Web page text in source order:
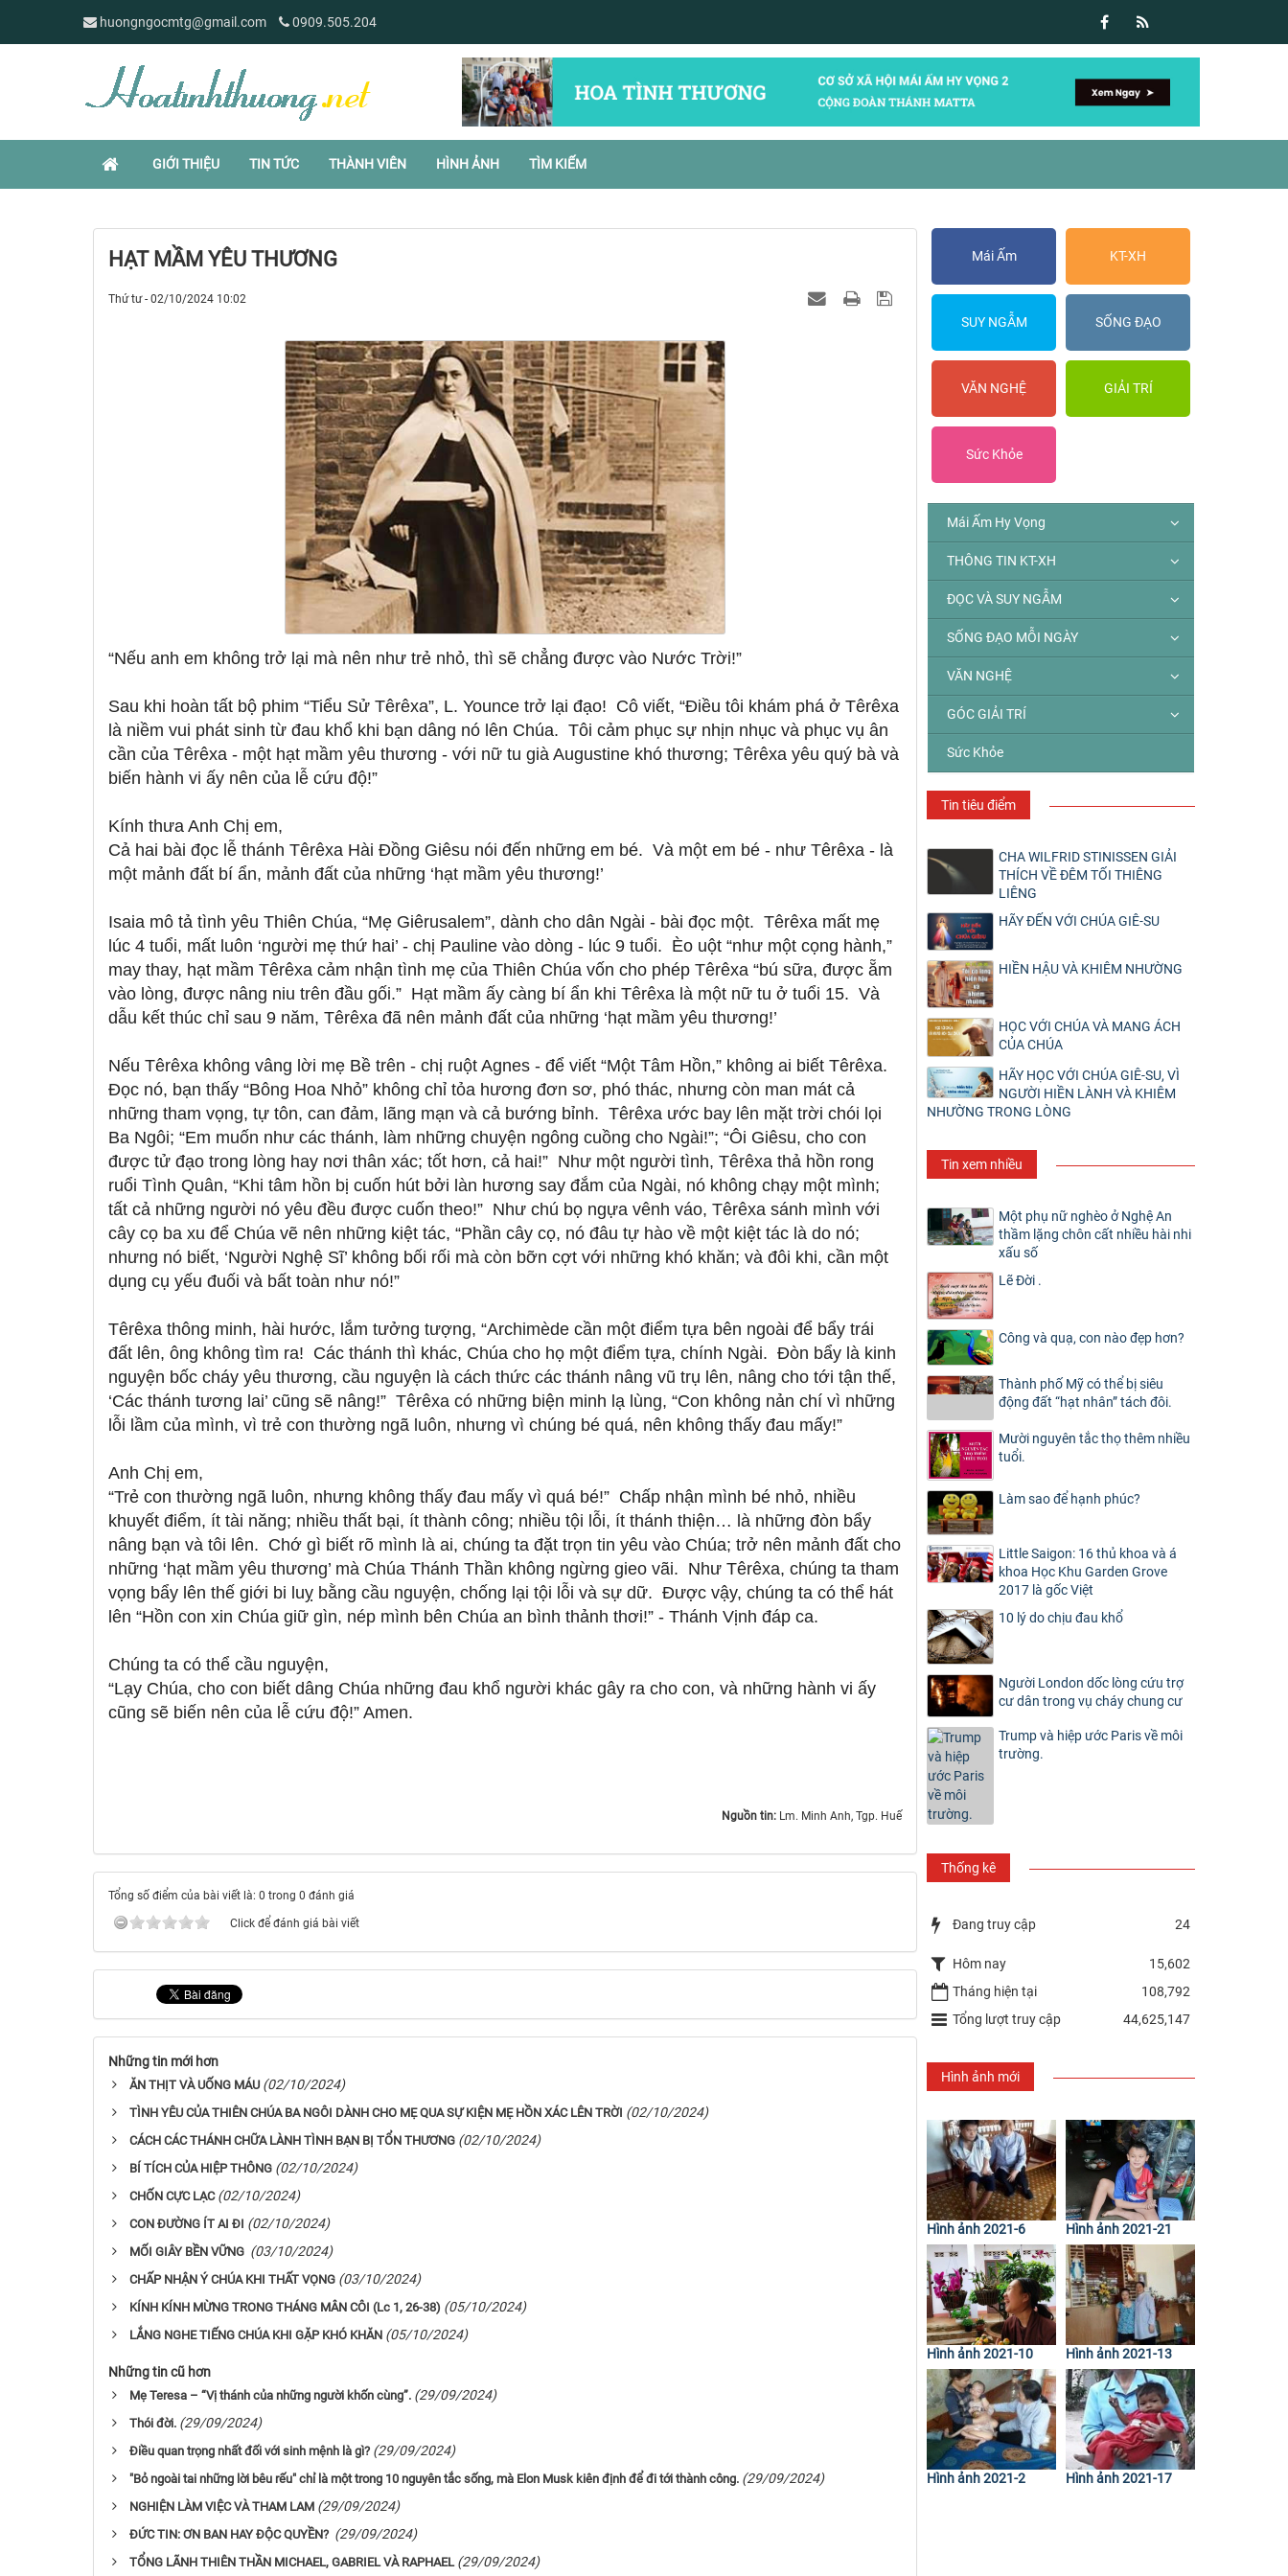
huongngocmtg@gmail.com 0909.505.204
GIỚI THIỆU TIN TỨC THÀNH VIÊN HÌNH ẢNH TÌM KIẾM
HẠT MẦM YÊU THƯƠNG
Thứ tư - 02/10/2024 10:02
“Nếu anh em không trở lại mà nên như trẻ nhỏ, thì sẽ chẳng được vào Nước Trời!”
Sau khi hoàn tất bộ phim “Tiểu Sử Têrêxa”, L. Younce trở lại đạo! Cô viết, “Điều tôi khám phá ở Têrêxa
là niềm vui phát sinh từ đau khổ khi bạn dâng nó lên Chúa. Tôi cảm phục sự nhịn nhục và phục vụ ân
cần của Têrêxa - một hạt mầm yêu thương - với nữ tu già Augustine khó thương; Têrêxa yêu quý bà và
biến hành vi ấy nên của lễ cứu độ!”
Kính thưa Anh Chị em,
Cả hai bài đọc lễ thánh Têrêxa Hài Đồng Giêsu nói đến những em bé. Và một em bé - như Têrêxa - là
một mảnh đất bí ẩn, mảnh đất của những ‘hạt mầm yêu thương!’
Isaia mô tả tình yêu Thiên Chúa, “Mẹ Giêrusalem”, dành cho dân Ngài - bài đọc một. Têrêxa mất mẹ
lúc 4 tuổi, mất luôn ‘người mẹ thứ hai’ - chị Pauline vào dòng - lúc 9 tuổi. Èo uột “như một cọng hành,”
may thay, hạt mầm Têrêxa cảm nhận tình mẹ của Thiên Chúa vốn cho phép Têrêxa “bú sữa, được ẵm
vào lòng, được nâng niu trên đầu gối.” Hạt mầm ấy càng bí ẩn khi Têrêxa là một nữ tu ở tuổi 15. Và
dẫu kết thúc chỉ sau 9 năm, Têrêxa đã nên mảnh đất của những ‘hạt mầm yêu thương!’
Nếu Têrêxa không vâng lời mẹ Bề trên - chị ruột Agnes - để viết “Một Tâm Hồn,” không ai biết Têrêxa.
Đọc nó, bạn thấy “Bông Hoa Nhỏ” không chỉ tỏa hương đơn sơ, phó thác, nhưng còn man mát cả
những tham vọng, tự tôn, can đảm, lãng mạn và cả bướng bỉnh. Têrêxa ước bay lên mặt trời chói lọi
Ba Ngôi; “Em muốn như các thánh, làm những chuyện ngông cuồng cho Ngài!”; “Ôi Giêsu, cho con
được tử đạo trong lòng hay nơi thân xác; tốt hơn, cả hai!” Như một người tình, Têrêxa thả hồn rong
ruổi Tình Quân, “Khi tâm hồn bị cuốn hút bởi làn hương say đắm của Ngài, nó không chạy một mình;
tất cả những người nó yêu đều được cuốn theo!” Như chú bọ ngựa vênh váo, Têrêxa sánh mình với
cây cọ ba xu để Chúa vẽ nên những kiệt tác, “Phần cây cọ, nó đâu tự hào về một kiệt tác là do nó;
nhưng nó biết, ‘Người Nghệ Sĩ’ không bối rối mà còn bỡn cợt với những khó khăn; và đôi khi, cần một
dụng cụ yếu đuối và bất toàn như nó!”
Têrêxa thông minh, hài hước, lắm tưởng tượng, “Archimède cần một điểm tựa bên ngoài để bẩy trái
đất lên, ông không tìm ra! Các thánh thì khác, Chúa cho họ một điểm tựa, chính Ngài. Đòn bẩy là kinh
nguyện bốc cháy yêu thương, cầu nguyện là cách thức các thánh nâng vũ trụ lên, nâng cho tới tận thế,
‘Các thánh tương lai’ cũng sẽ nâng!” Têrêxa có những biện minh lạ lùng, “Con không nản chí vì những
lỗi lầm của mình, vì trẻ con thường ngã luôn, nhưng vì chúng bé quá, nên không thấy đau mấy!”
Anh Chị em,
“Trẻ con thường ngã luôn, nhưng không thấy đau mấy vì quá bé!” Chấp nhận mình bé nhỏ, nhiều
khuyết điểm, ít tài năng; nhiều thất bại, ít thành công; nhiều tội lỗi, ít thánh thiện… là những đòn bẩy
nâng bạn và tôi lên. Chớ gì biết rõ mình là ai, chúng ta đặt trọn tin yêu vào Chúa; trở nên mảnh đất cho
những ‘hạt mầm yêu thương’ mà Chúa Thánh Thần không ngừng gieo vãi. Như Têrêxa, chúng ta tham
vọng bẩy lên thế giới bi luỵ bằng cầu nguyện, chống lại tội lỗi và sự dữ. Được vậy, chúng ta có thể hát
lên “Hồn con xin Chúa giữ gìn, nép mình bên Chúa an bình thảnh thơi!” - Thánh Vịnh đáp ca.
Chúng ta có thể cầu nguyện,
“Lạy Chúa, cho con biết dâng Chúa những đau khổ người khác gây ra cho con, và những hành vi ấy
cũng sẽ biến nên của lễ cứu độ!” Amen.
Nguồn tin: Lm. Minh Anh, Tgp. Huế
Tổng số điểm của bài viết là: 0 trong 0 đánh giá
Click để đánh giá bài viết
Những tin mới hơn
ĂN THỊT VÀ UỐNG MÁU (02/10/2024)
TÌNH YÊU CỦA THIÊN CHÚA BA NGÔI DÀNH CHO MẸ QUA SỰ KIỆN MẸ HỒN XÁC LÊN TRỜI (02/10/2024)
CÁCH CÁC THÁNH CHỮA LÀNH TÌNH BẠN BỊ TỔN THƯƠNG (02/10/2024)
BÍ TÍCH CỦA HIỆP THÔNG (02/10/2024)
CHỐN CỰC LẠC (02/10/2024)
CON ĐƯỜNG ÍT AI ĐI (02/10/2024)
MỐI GIÂY BỀN VỮNG (03/10/2024)
CHẤP NHẬN Ý CHÚA KHI THẤT VỌNG (03/10/2024)
KÍNH KÍNH MỪNG TRONG THÁNG MÂN CÔI (Lc 1, 26-38) (05/10/2024)
LẮNG NGHE TIẾNG CHÚA KHI GẶP KHÓ KHĂN (05/10/2024)
Những tin cũ hơn
Mẹ Teresa – “Vị thánh của những người khốn cùng”. (29/09/2024)
Thói đời. (29/09/2024)
Điều quan trọng nhất đối với sinh mệnh là gì? (29/09/2024)
"Bỏ ngoài tai những lời bêu rếu" chỉ là một trong 10 nguyên tắc sống, mà Elon Musk kiên định để đi tới thành công. (29/09/2024)
NGHIỆN LÀM VIỆC VÀ THAM LAM (29/09/2024)
ĐỨC TIN: ƠN BAN HAY ĐỘC QUYỀN? (29/09/2024)
TỔNG LÃNH THIÊN THẦN MICHAEL, GABRIEL VÀ RAPHAEL (29/09/2024)
Mái Ấm KT-XH
SUY NGẪM SỐNG ĐẠO
VĂN NGHỆ GIẢI TRÍ
Sức Khỏe
Mái Ấm Hy Vọng
THÔNG TIN KT-XH
ĐỌC VÀ SUY NGẪM
SỐNG ĐẠO MỖI NGÀY
VĂN NGHỆ
GÓC GIẢI TRÍ
Sức Khỏe
Tin tiêu điểm
CHA WILFRID STINISSEN GIẢI
THÍCH VỀ ĐÊM TỐI THIÊNG
LIÊNG
HÃY ĐẾN VỚI CHÚA GIÊ-SU
HIỀN HẬU VÀ KHIÊM NHƯỜNG
HỌC VỚI CHÚA VÀ MANG ÁCH
CỦA CHÚA
HÃY HỌC VỚI CHÚA GIÊ-SU, VÌ
NGƯỜI HIỀN LÀNH VÀ KHIÊM
NHƯỜNG TRONG LÒNG
Tin xem nhiều
Một phụ nữ nghèo ở Nghệ An
thầm lặng chôn cất nhiều hài nhi
xấu số
Lẽ Đời .
Công và quạ, con nào đẹp hơn?
Thành phố Mỹ có thể bị siêu
động đất “hạt nhân” tách đôi.
Mười nguyên tắc thọ thêm nhiều
tuổi.
Làm sao để hạnh phúc?
Little Saigon: 16 thủ khoa và á
khoa Học Khu Garden Grove
2017 là gốc Việt
10 lý do chịu đau khổ
Người London dốc lòng cứu trợ
cư dân trong vụ cháy chung cư
Trump và hiệp ước Paris về môi
trường.
Thống kê
Đang truy cập 24
Hôm nay
15,602
Tháng hiện tại
108,792
Tổng lượt truy cập
44,625,147
Hình ảnh mới
Hình ảnh 2021-6 Hình ảnh 2021-21
Hình ảnh 2021-10 Hình ảnh 2021-13
Hình ảnh 2021-2 Hình ảnh 2021-17